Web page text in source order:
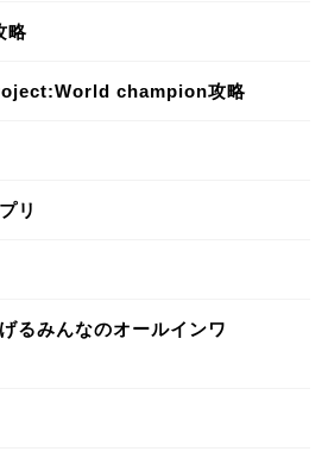
略
champion攻略
リ
るみんなのオールインワ